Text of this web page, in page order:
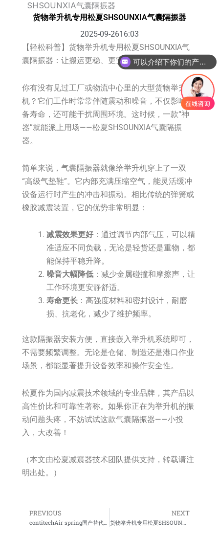
SHSOUNXIA气囊隔振器
货物举升机专用松夏SHSOUNXIA气囊隔振器
2025-09-2616:03
【轻松科普】货物举升机专用松夏SHSOUNXIA气
囊隔振器：让搬运更稳、更安静！
你有没有见过工厂或物流中心里的大型货物举升
机？它们工作时常常伴随震动和噪音，不仅影响设
备寿命，还可能干扰周围环境。这时候，一款“神
器”就能派上用场——松夏SHSOUNXIA气囊隔振
器。
简单来说，气囊隔振器就像给举升机穿上了一双
“高级气垫鞋”。它内部充满压缩空气，能灵活缓冲
设备运行时产生的冲击和振动。相比传统的弹簧或
橡胶减震装置，它的优势非常明显：
减震效果更好：通过调节内部气压，可以精
准适应不同负载，无论是轻货还是重物，都
能保持平稳升降。
噪音大幅降低：减少金属碰撞和摩擦声，让
工作环境更安静舒适。
寿命更长：高强度材料和密封设计，耐磨
损、抗老化，减少了维护频率。
这款隔振器安装方便，直接嵌入举升机系统即可，
不需要频繁调整。无论是仓储、制造还是港口作业
场景，都能显著提升设备效率和操作安全性。
松夏作为国内减震技术领域的专业品牌，其产品以
高性价比和可靠性著称。如果你正在为举升机的振
动问题头疼，不妨试试这款气囊隔振器——小投
入，大改善！
（本文由松夏减震器技术团队提供支持，转载请注
明出处。）
Prev
PREVIOUS
contitechAir spring国产替代厂家
NEXT
货物举升机专用松夏SHSOUNXIA充气式减震器
可以介绍下你们的产品么？